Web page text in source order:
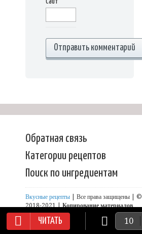
ЧИТАТЬ
Обратная связь
Категории рецептов
Поиск по ингредиентам
Вкусные рецепты | Все права защищены | ©
2018-2021 |Копирование материалов
сайта запрещено!